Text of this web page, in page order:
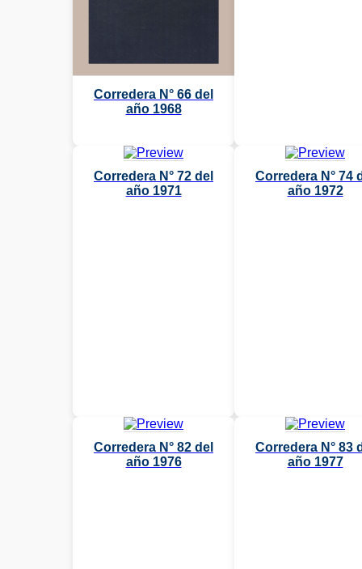
Corredera N° 66 del
año 1968
Corredera N° 72 del
año 1971
Corredera N° 74
año 1972
Corredera N° 82 del
año 1976
Corredera N° 83
año 1977